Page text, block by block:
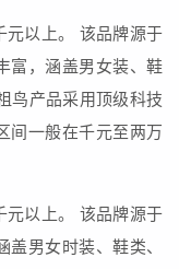
元以上。 该品牌源于
富，涵盖男女装、鞋
鸟产品采用顶级科技
间一般在千元至两万
元以上。 该品牌源于
男女时装、鞋类、